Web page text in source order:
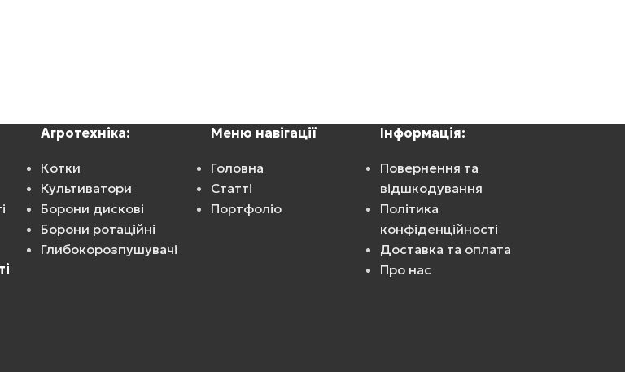
Агротехніка:
Котки
Культиватори
Борони дискові
Борони ротаційні
Глибокорозпушувачі
Меню навігації
Головна
Статті
Портфоліо
Інформація:
Повернення та
відшкодування
Політика
конфіденційності
Доставка та оплата
Про нас